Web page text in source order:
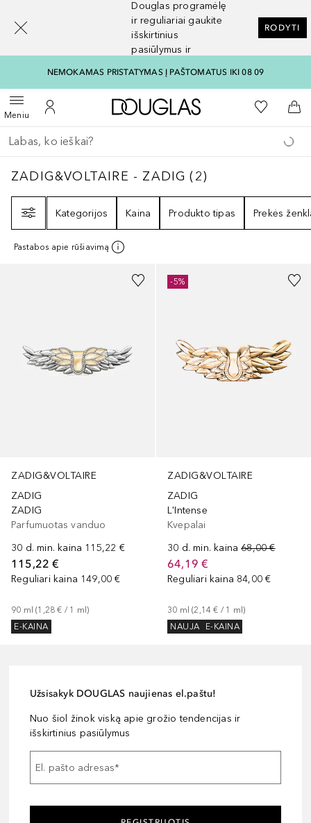
Douglas programėlę
ir reguliariai gaukite
išskirtinius
pasiūlymus ir
RODYTI
NEMOKAMAS PRISTATYMAS Į PAŠTOMATUS IKI 08 09
MeniuAtidaryti meniuĮ mano paskyrą
Į Douglas pagrindinį
Į mano
Į
Grįžk atgal
Vykdykite paiešką
ZADIG&VOLTAIRE - ZADIG2
ZADIG&VOLTAIRE - ZADIG (2)
Kategorijos
Kaina Produkto tipas Prekės
Pastabos apie rūšiavimą
ZADIG&VOLTAIRE
ZADIG
ZADIG
Parfumuotas vanduo
30 d. min. kaina 115,22 €
115,22 €
Reguliari kaina 149,00 €
90 ml (1,28 € / 1 ml)
E-KAINA
ZADIG&VOLTAIRE
ZADIG
L'Intense
Kvepalai
30 d. min. kaina 68,00 €
64,19 €
Reguliari kaina 84,00 €
30 ml (2,14 € / 1 ml)
NAUJA
E-KAINA
-5%
Užsisakyk DOUGLAS naujienas el.paštu!
Nuo šiol žinok viską apie grožio tendencijas ir
išskirtinius pasiūlymus
El. pašto adresas*
[navigation.slideout.screenreader]